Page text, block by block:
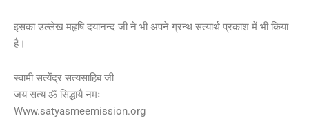
इसका उल्लेख महृषि दयानन्द जी ने भी अपने ग्रन्थ सत्यार्थ प्रकाश में भी किया
है।
स्वामी सत्येंद्र सत्यसाहिब जी
जय सत्य ॐ सिद्धायै नमः
Www.satyasmeemission.org